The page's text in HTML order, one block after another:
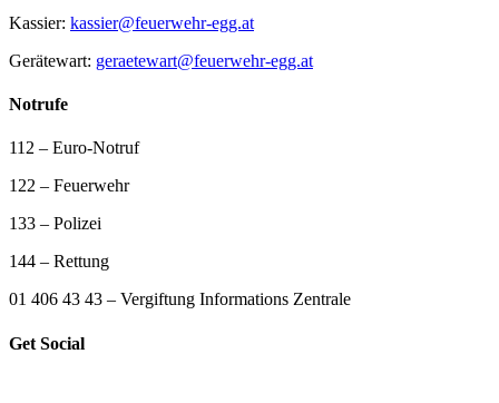
Kassier: kassier@feuerwehr-egg.at
Gerätewart: geraetewart@feuerwehr-egg.at
Notrufe
112 – Euro-Notruf
122 – Feuerwehr
133 – Polizei
144 – Rettung
01 406 43 43 – Vergiftung Informations Zentrale
Get Social